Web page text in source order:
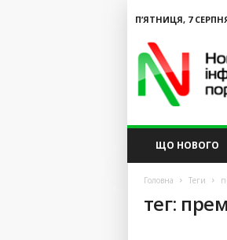
П’ЯТНИЦЯ, 7
ЩО НОВОГО
Головна Теги
тег: